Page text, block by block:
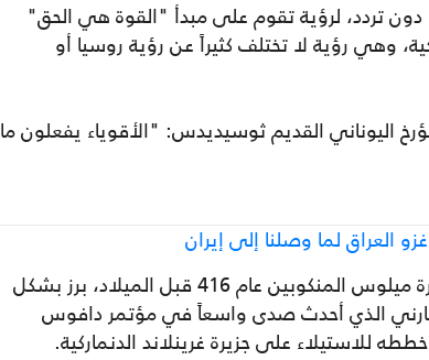
تردد، لرؤية تقوم على مبدأ "القوة هي الحق"
وهي رؤية لا تختلف كثيراً عن رؤية روسيا أو
اليوناني القديم ثوسيديدس: "الأقوياء يفعلون ما
العراق لما وصلنا إلى إيران
هذا القول، الذي نطق به الغزاة الأثينيون لسكان جزيرة ميلوس المنكوبين عام 416 قبل الميلاد، برز بشكل
الذي أحدث صدى واسعاً في مؤتمر دافوس
للاستيلاء على جزيرة غرينلاند الدنماركية.